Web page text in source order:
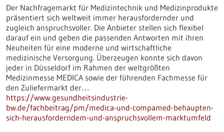
Der Nachfragemarkt für Medizintechnik und Medizinprodukte
präsentiert sich weltweit immer herausfordernder und
zugleich anspruchsvoller. Die Anbieter stellen sich flexibel
darauf ein und geben die passenden Antworten mit ihren
Neuheiten für eine moderne und wirtschaftliche
medizinische Versorgung. Überzeugen konnte sich davon
jeder in Düsseldorf im Rahmen der weltgrößten
Medizinmesse MEDICA sowie der führenden Fachmesse für
den Zuliefermarkt der…
https://www.gesundheitsindustrie-
bw.de/fachbeitrag/pm/medica-und-compamed-behaupten-
sich-herausforderndem-und-anspruchsvollem-marktumfeld